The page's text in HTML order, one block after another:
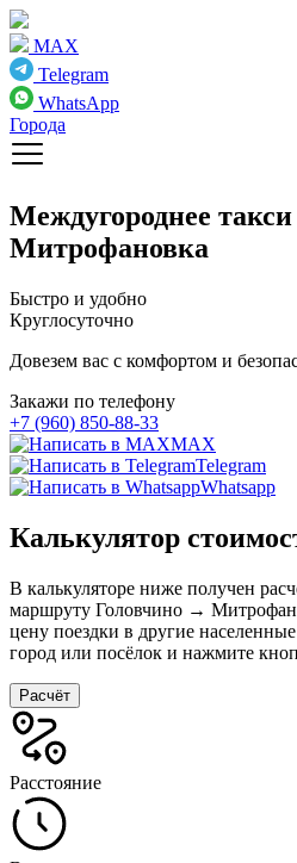
MAX
Telegram
WhatsApp
Города
Междугороднее такси
Митрофановка
Быстро и удобно
Круглосуточно
Довезем вас с комфортом и
Закажи по телефону
+7 (960) 850-88-33
MAX
Telegram
Whatsapp
Калькулятор
В калькуляторе ниже получен
маршруту Головчино →
цену поездки в другие
город или посёлок и нажмите
Расчёт
Расстояние